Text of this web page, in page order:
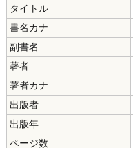
タイトル
書名カナ
副書名
著者
著者カナ
出版者
出版年
ページ数